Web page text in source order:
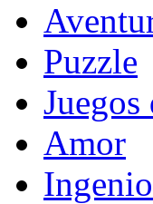
Puzzle
Amor
Ingenio